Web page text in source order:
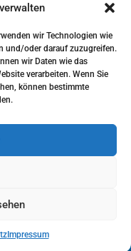
wir Technologien wie
und/oder darauf zuzugreifen.
wir Daten wie das
verarbeiten. Wenn Sie
können bestimmte
Impressum